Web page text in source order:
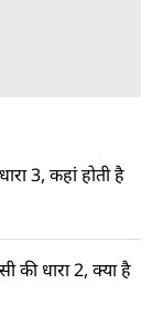
3, कहां होती है
की धारा 2, क्या है